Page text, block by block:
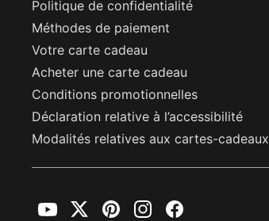
Politique de confidentialité
Méthodes de paiement
Votre carte cadeau
Acheter une carte cadeau
Conditions promotionnelles
Déclaration relative à l’accessibilité
Modalités relatives aux cartes-cadeaux
YouTubeTwitterPinterestInstagramFacebook